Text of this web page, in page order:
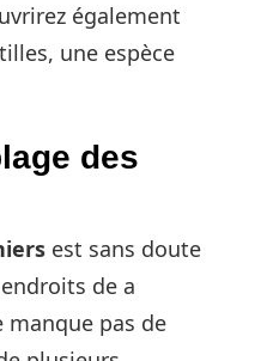
également
une espèce
des
est sans doute
de a
manque pas de